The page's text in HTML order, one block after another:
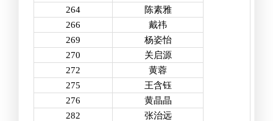
264
陈素雅
266
戴祎
269
杨姿怡
270
关启源
272
黄蓉
275
王含钰
276
黄晶晶
282
张治远